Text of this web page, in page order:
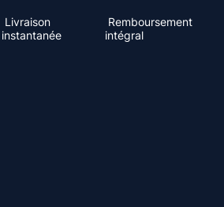
Livraison
instantanée
Remboursement
intégral